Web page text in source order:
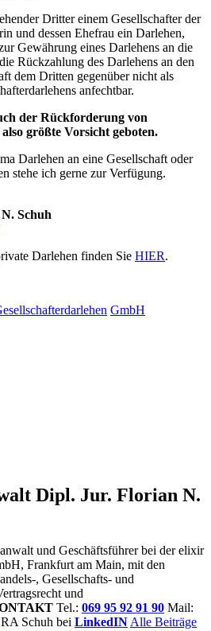
Dritter einem Gesellschafter der
und dessen Ehefrau ein Darlehen,
Gewährung eines Darlehens an die
Rückzahlung des Darlehens an den
dem Dritten gegenüber nicht als
anfechtbar.
der Rückforderung von
größte Vorsicht geboten.
Darlehen an eine Gesellschaft oder
stehe ich gerne zur Verfügung.
Schuh
Darlehen finden Sie HIER.
GmbH
Dipl. Jur. Florian N.
und Geschäftsführer bei der elixir
Frankfurt am Main, mit den
, Gesellschafts- und
und
Tel.: 069 95 92 91 90 Mail:
RA Schuh bei LinkedIN Alle Beiträge